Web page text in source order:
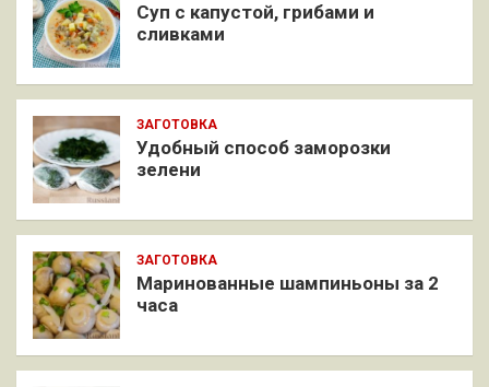
Суп с капустой, грибами и
сливками
ЗАГОТОВКА
Удобный способ заморозки
зелени
ЗАГОТОВКА
Маринованные шампиньоны за 2
часа